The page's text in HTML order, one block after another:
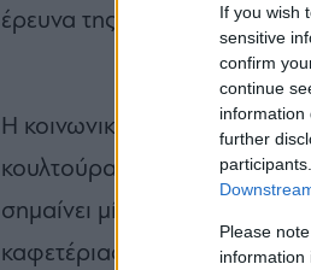
If you wish
sensitive
confirm
continue
information
further
Please
information
έρευνα της Κάπα Research.
Η κοινωνική διάσταση,
κουλτούρα μας. Όταν ο
σημαίνει μίνιμουμ δυο ώρες
καφετέριας τώρα- να